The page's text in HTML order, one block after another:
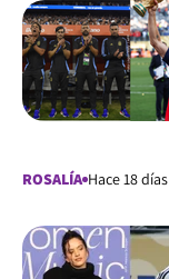
ROSALÍA Hace 18 días